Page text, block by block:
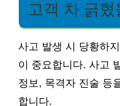
고객 차 긁
사고 발생 시 당황하
이 중요합니다. 사고
정보, 목격자 진술 등
합니다.